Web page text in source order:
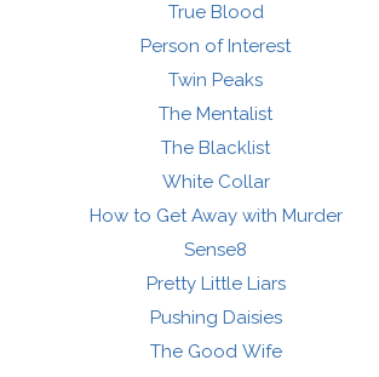
True Blood
Person of Interest
Twin Peaks
The Mentalist
The Blacklist
White Collar
How to Get Away with Murder
Sense8
Pretty Little Liars
Pushing Daisies
The Good Wife